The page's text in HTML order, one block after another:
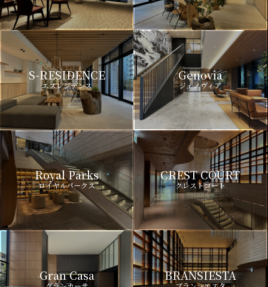
S-RESIDENCE
エスレジデンス
Genovia
ジェノヴィア
Royal Parks
ロイヤルパークス
CREST COURT
クレストコート
Gran Casa BRANSIESTA